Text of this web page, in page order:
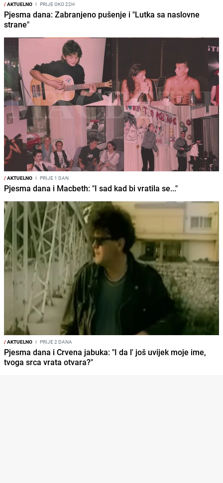
/AKTUELNO I PRIJE OKO 22H
Pjesma dana: Zabranjeno pušenje i "Lutka sa naslovne
strane"
/AKTUELNO I PRIJE 1 DAN
Pjesma dana i Macbeth: "I sad kad bi vratila se..."
/AKTUELNO I PRIJE 2 DANA
Pjesma dana i Crvena jabuka: "I da l' još uvijek moje ime,
tvoga srca vrata otvara?"